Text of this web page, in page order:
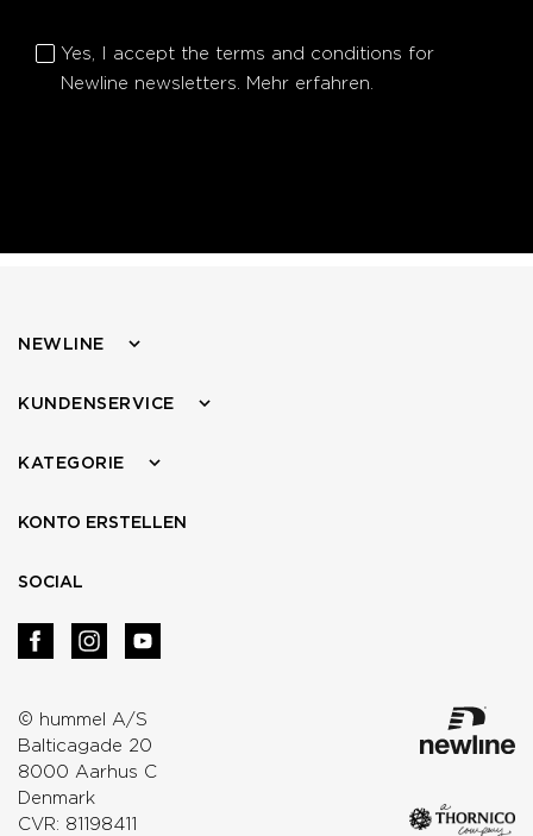
Yes, I accept the terms and conditions for
Newline newsletters. Mehr erfahren.
© hummel A/S
Balticagade 20
8000 Aarhus C
Denmark
CVR: 81198411
NEWLINE
KUNDENSERVICE
KATEGORIE
KONTO ERSTELLEN
SOCIAL